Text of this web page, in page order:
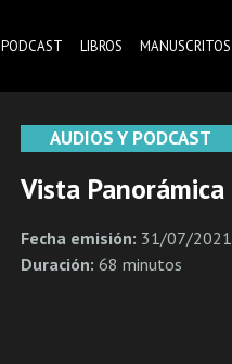
PODCAST LIBROS MANUSCRITOS
AUDIOS Y PODCAST
Vista Panorámica
Fecha emisión: 31/07/2021
Duración: 68 minutos